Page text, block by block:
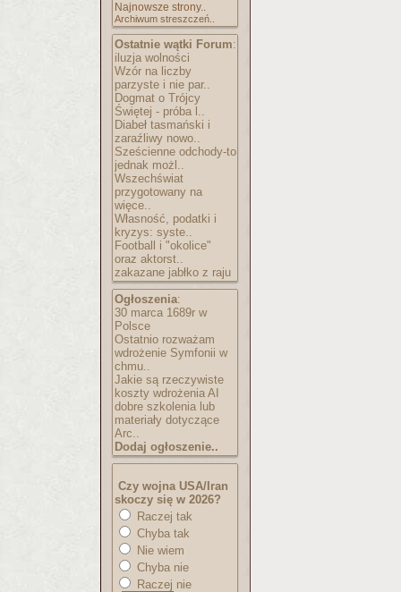
Najnowsze strony..
Archiwum streszczeń..
Ostatnie wątki Forum:
iluzja wolności
Wzór na liczby
parzyste i nie par..
Dogmat o Trójcy
Świętej - próba l..
Diabeł tasmański i
zaraźliwy nowo..
Sześcienne odchody-to
jednak możl..
Wszechświat
przygotowany na
więce..
Własność, podatki i
kryzys: syste..
Football i "okolice"
oraz aktorst..
zakazane jabłko z raju
Ogłoszenia:
30 marca 1689r w
Polsce
Ostatnio rozważam
wdrożenie Symfonii w
chmu..
Jakie są rzeczywiste
koszty wdrożenia AI
dobre szkolenia lub
materiały dotyczące
Arc..
Dodaj ogłoszenie..
Czy wojna USA/Iran
skoczy się w 2026?
Raczej tak
Chyba tak
Nie wiem
Chyba nie
Raczej nie